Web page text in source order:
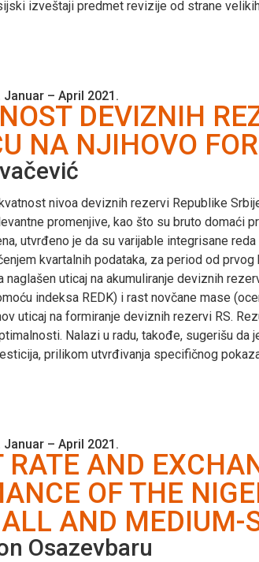
izveštaji predmet revizije od strane
– April 2021.
DEVIZNIH
NA NJIHOVO
nivoa deviznih rezervi Republike
promenjive, kao što su bruto domaći
utvrđeno je da su varijable integrisane
kvartalnih podataka, za period od
naglašen uticaj na akumuliranje deviznih
indeksa REDK) i rast novčane mase
uticaj na formiranje deviznih rezervi RS.
Nalazi u radu, takođe, sugerišu
prilikom utvrđivanja specifičnog
– April 2021.
RATE AND
OF THE
AND MEDIUM-
Osazevbaru